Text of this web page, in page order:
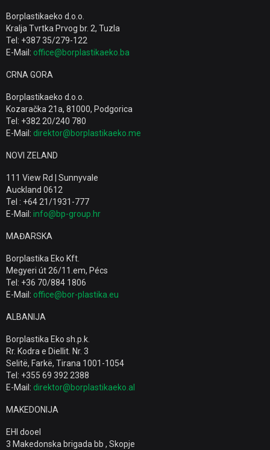
Borplastikaeko d.o.o.
Kralja Tvrtka Prvog br. 2, Tuzla
Tel: +387 35/279-122
E-Mail: office@borplastikaeko.ba
CRNA GORA
Borplastikaeko d.o.o.
Kozaračka 21a, 81000, Podgorica
Tel: +382 20/240 780
E-Mail: direktor@borplastikaeko.me
NOVI ZELAND
111 View Rd | Sunnyvale
Auckland 0612
Tel : +64 21/1931-777
E-Mail: info@bp-group.hr
MAĐARSKA
Borplastika Eko Kft.
Megyeri út 26/11.em, Pécs
Tel: +36 70/884 1806
E-Mail: office@bor-plastika.eu
ALBANIJA
Borplastika Eko sh.p.k.
Rr. Kodra e Diellit. Nr. 3
Selitë, Farkë, Tirana 1001-1054
Tel: +355 69 392 2388
E-Mail: direktor@borplastikaeko.al
MAKEDONIJA
EHI dooel
3 Makedonska brigada bb , Skopje